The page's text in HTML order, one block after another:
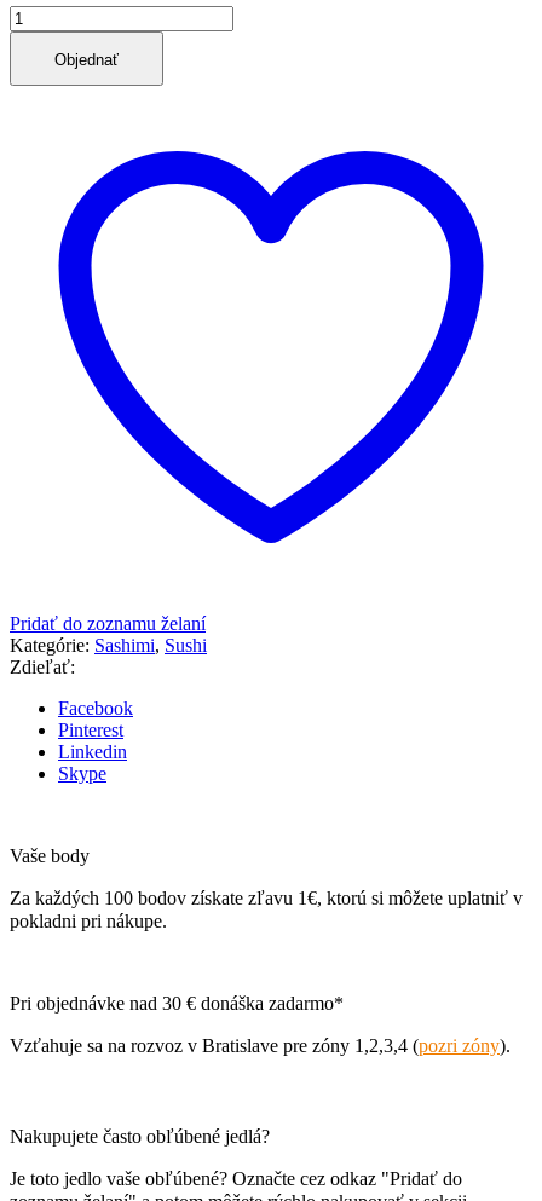
množstvo
Sashimi
Tuniak
Objednať
Pridať do zoznamu želaní
Kategórie: Sashimi, Sushi
Zdieľať:
Facebook
Pinterest
Linkedin
Skype
Vaše body
Za každých 100 bodov získate zľavu 1€, ktorú si môžete uplatniť v
pokladni pri nákupe.
Pri objednávke nad 30 € donáška zadarmo*
Vzťahuje sa na rozvoz v Bratislave pre zóny 1,2,3,4 (pozri zóny).
Nakupujete často obľúbené jedlá?
Je toto jedlo vaše obľúbené? Označte cez odkaz "Pridať do